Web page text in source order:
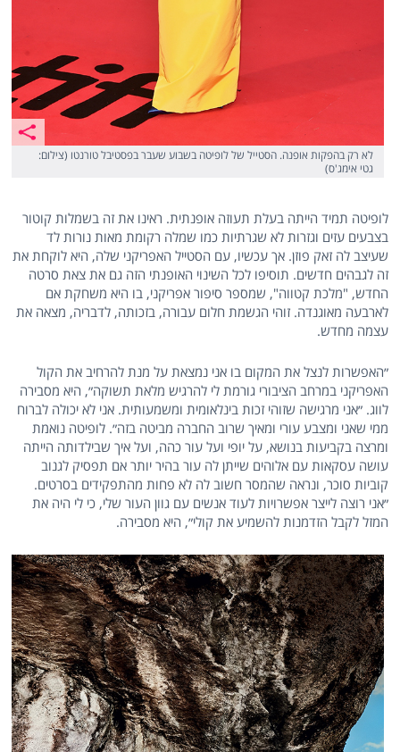
לא רק בהפקות אופנה. הסטייל של לופיטה בשבוע שעבר בפסטיבל טורנטו (צילום:
גטי אימג'ס)
לופיטה תמיד הייתה בעלת תעוזה אופנתית. ראינו את זה בשמלות קוטור
בצבעים עזים וגזרות לא שגרתיות כמו שמלה רקומת מאות נורות לד
שעיצב לה זאק פוזן. אך עכשיו, עם הסטייל האפריקני שלה, היא לוקחת את
זה לגבהים חדשים. תוסיפו לכל השינוי האופנתי הזה גם את צאת סרטה
החדש, "מלכת קטווה", שמספר סיפור אפריקני, בו היא משחקת אם
לארבעה מאוגנדה. זוהי הגשמת חלום עבורה, בזכותה, לדבריה, מצאה את
עצמה מחדש.
״האפשרות לנצל את המקום בו אני נמצאת על מנת להרחיב את הקול
האפריקני במרחב הציבורי גורמת לי להרגיש מלאת תשוקה״, היא מסבירה
לווג. ״אני מרגישה שזוהי זכות בינלאומית ומשמעותית. אני לא יכולה לברוח
ממי שאני ומצבע עורי ומאיך שרוב החברה מביטה בזה״. לופיטה נואמת
ומרצה בקביעות בנושא, על יופי ועל עור כהה, ועל איך שבילדותה הייתה
עושה עסקאות עם אלוהים שייתן לה עור בהיר יותר אם תפסיק לגנוב
קוביות סוכר, ונראה שהמסר חשוב לה לא פחות מהתפקידים בסרטים.
״אני רוצה לייצר אפשרויות לעוד אנשים עם גוון העור שלי, כי לי היה את
המזל לקבל הזדמנות להשמיע את קולי״, היא מסבירה.